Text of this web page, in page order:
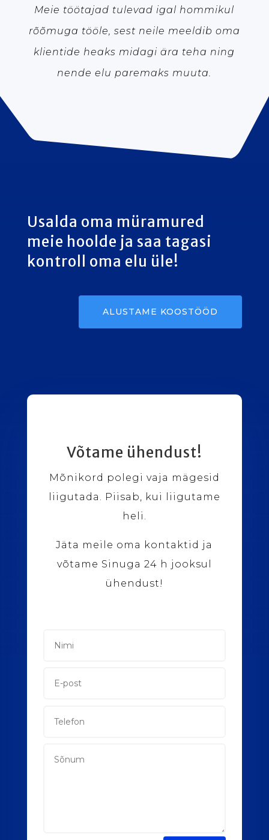
Meie töötajad tulevad igal hommikul
rõõmuga tööle, sest neile meeldib oma
klientide heaks midagi ära teha ning
nende elu paremaks muuta.
Usalda oma müramured
meie hoolde ja saa tagasi
kontroll oma elu üle!
ALUSTAME KOOSTÖÖD
Võtame ühendust!
Mõnikord polegi vaja mägesid
liigutada. Piisab, kui liigutame
heli.
Jäta meile oma kontaktid ja
võtame Sinuga 24 h jooksul
ühendust!